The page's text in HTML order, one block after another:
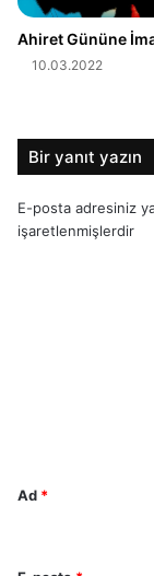
Ahiret Gününe
10.03.2022
Bir yanıt yazın
E-posta adresiniz
işaretlenmişlerdir
Ad *